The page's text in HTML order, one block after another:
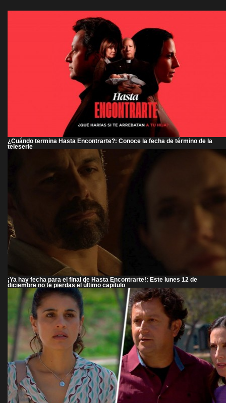
¿Cuándo termina Hasta Encontrarte?: Conoce la fecha de término de la
teleserie
¡Ya hay fecha para el final de Hasta Encontrarte!: Este lunes 12 de
diciembre no te pierdas el último capítulo